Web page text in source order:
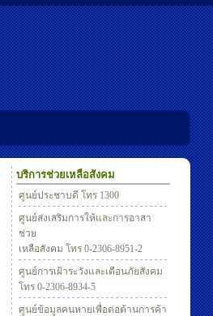
บริการช่วยเหลือสังคม
ศูนย์ประชาบดี โทร 1300
ศูนย์ส่งเสริมการให้และการอาสา
ช่วย
เหลือสังคม โทร 0-2306-8951-2
ศูนย์การเฝ้าระวังและเตือนภัยสังคม
โทร 0-2306-8934-5
ศูนย์ข้อมูลคนหายเพื่อต่อต้านการค้า